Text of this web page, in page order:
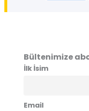
Bültenimize
İlk İsim
Email